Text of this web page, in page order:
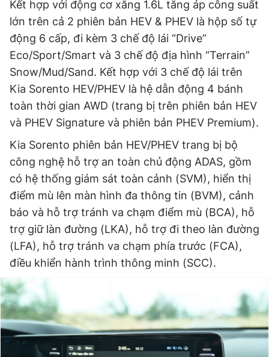
Kết hợp với động cơ xăng 1.6L tăng áp công suất
lớn trên cả 2 phiên bản HEV & PHEV là hộp số tự
động 6 cấp, đi kèm 3 chế độ lái “Drive”
Eco/Sport/Smart và 3 chế độ địa hình “Terrain”
Snow/Mud/Sand. Kết hợp với 3 chế độ lái trên
Kia Sorento HEV/PHEV là hệ dẫn động 4 bánh
toàn thời gian AWD (trang bị trên phiên bản HEV
và PHEV Signature và phiên bản PHEV Premium).
Kia Sorento phiên bản HEV/PHEV trang bị bộ
công nghệ hỗ trợ an toàn chủ động ADAS, gồm
có hệ thống giám sát toàn cảnh (SVM), hiển thị
điểm mù lên màn hình đa thông tin (BVM), cảnh
báo và hỗ trợ tránh va chạm điểm mù (BCA), hỗ
trợ giữ làn đường (LKA), hỗ trợ đi theo làn đường
(LFA), hỗ trợ tránh va chạm phía trước (FCA),
điều khiển hành trình thông minh (SCC).